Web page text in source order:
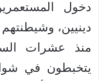
دخول
دينيين، وشيطنتهم
منذ عشرات
يتخبطون في